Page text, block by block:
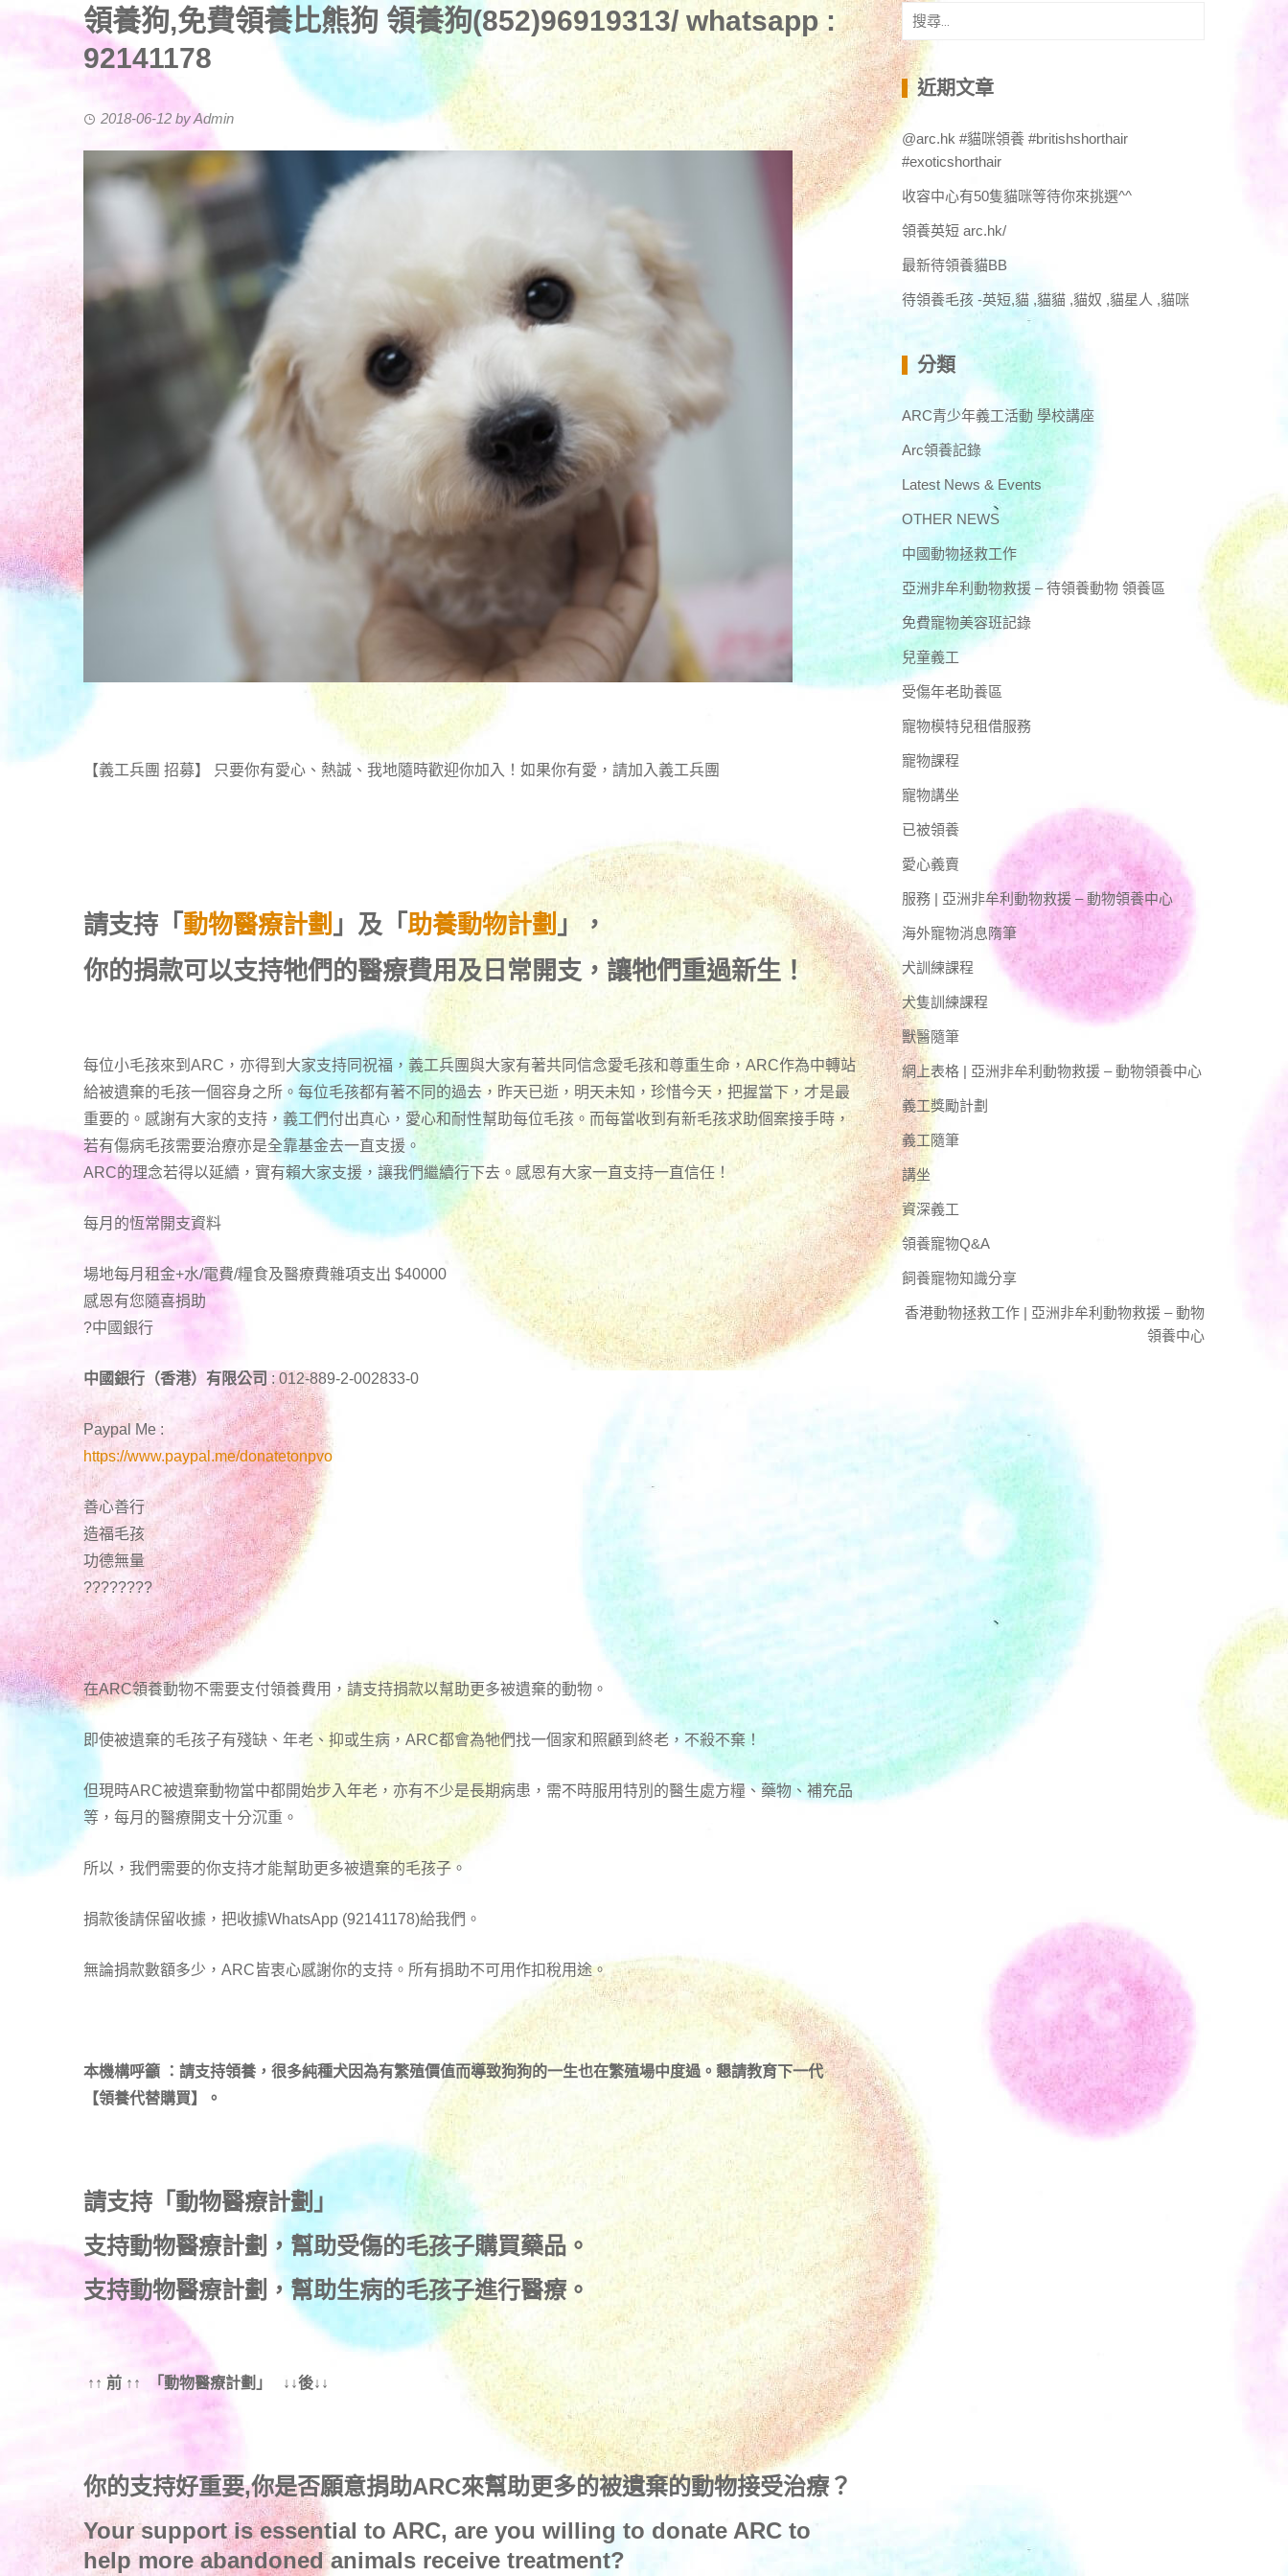
領養狗,免費領養比熊狗 領養狗(852)96919313/ whatsapp :
92141178
2018-06-12 byAdmin
【義工兵團 招募】 只要你有愛心、熱誠、我地隨時歡迎你加入！如果你有愛，請加入義工兵團
請支持「 動物醫療計劃 」及「 助養動物計劃 」，
你的捐款可以支持牠們的醫療費用及日常開支，讓牠們重過新生！
每位小毛孩來到ARC，亦得到大家支持同祝福，義工兵團與大家有著共同信念愛毛孩和尊重生命，ARC作為中轉站
給被遺棄的毛孩一個容身之所。每位毛孩都有著不同的過去，昨天已逝，明天未知，珍惜今天，把握當下，才是最
重要的。感謝有大家的支持，義工們付出真心，愛心和耐性幫助每位毛孩。而每當收到有新毛孩求助個案接手時，
若有傷病毛孩需要治療亦是全靠基金去一直支援。
ARC的理念若得以延續，實有賴大家支援，讓我們繼續行下去。感恩有大家一直支持一直信任！
每月的恆常開支資料
場地每月租金+水/電費/糧食及醫療費雜項支出 $40000
感恩有您隨喜捐助
?中國銀行
中國銀行（香港）有限公司 : 012-889-2-002833-0
Paypal Me :
https://www.paypal.me/donatetonpvo
善心善行
造福毛孩
功德無量
????????
在ARC領養動物不需要支付領養費用，請支持捐款以幫助更多被遺棄的動物。
即使被遺棄的毛孩子有殘缺、年老、抑或生病，ARC都會為牠們找一個家和照顧到終老，不殺不棄！
但現時ARC被遺棄動物當中都開始步入年老，亦有不少是長期病患，需不時服用特別的醫生處方糧、藥物、補充品
等，每月的醫療開支十分沉重。
所以，我們需要的你支持才能幫助更多被遺棄的毛孩子。
捐款後請保留收據，把收據WhatsApp (92141178)給我們。
無論捐款數額多少，ARC皆衷心感謝你的支持。所有捐助不可用作扣稅用途。
本機構呼籲 ：請支持領養，很多純種犬因為有繁殖價值而導致狗狗的一生也在繁殖場中度過。懇請教育下一代
【領養代替購買】。
請支持「動物醫療計劃」
支持動物醫療計劃 ，幫助受傷的毛孩子購買藥品。
支持動物醫療計劃 ，幫助生病的毛孩子進行醫療。
↑↑ 前 ↑↑ 「動物醫療計劃」 ↓↓後↓↓
你的支持好重要,你是否願意捐助ARC來幫助更多的被遺棄的動物接受治療？
Your support is essential to ARC, are you willing to donate ARC to
help more abandoned animals receive treatment?
搜
尋
關
鍵
字:
近期文章
@arc.hk #貓咪領養 #britishshorthair
#exoticshorthair
收容中心有50隻貓咪等待你來挑選^^
領養英短 arc.hk/
最新待領養貓BB
待領養毛孩 -英短,貓 ,貓貓 ,貓奴 ,貓星人 ,貓咪
分類
ARC青少年義工活動 學校講座
Arc領養記錄
Latest News & Events
OTHER NEWS
中國動物拯救工作
亞洲非牟利動物救援 – 待領養動物 領養區
免費寵物美容班記錄
兒童義工
受傷年老助養區
寵物模特兒租借服務
寵物課程
寵物講坐
已被領養
愛心義賣
服務 | 亞洲非牟利動物救援 – 動物領養中心
海外寵物消息隋筆
犬訓練課程
犬隻訓練課程
獸醫隨筆
網上表格 | 亞洲非牟利動物救援 – 動物領養中心
義工獎勵計劃
義工隨筆
講坐
資深義工
領養寵物Q&A
飼養寵物知識分享
香港動物拯救工作 | 亞洲非牟利動物救援 – 動物
領養中心